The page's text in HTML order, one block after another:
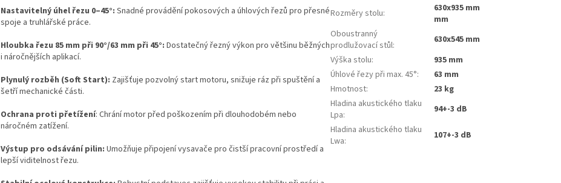
Nastavitelný úhel řezu 0–45°: Snadné provádění pokosových a úhlových řezů pro přesné
spoje a truhlářské práce.
Hloubka řezu 85 mm při 90°/63 mm při 45°: Dostatečný řezný výkon pro většinu běžných
i náročnějších aplikací.
Plynulý rozběh (Soft Start): Zajišťuje pozvolný start motoru, snižuje ráz při spuštění a
šetří mechanické části.
Ochrana proti přetížení: Chrání motor před poškozením při dlouhodobém nebo
náročném zatížení.
Výstup pro odsávání pilin: Umožňuje připojení vysavače pro čistší pracovní prostředí a
lepší viditelnost řezu.
Rozměry stolu:
630x935 mm
mm
Oboustranný
prodlužovací stůl:
630x545 mm
Výška stolu:
935 mm
Úhlové řezy při max. 45°:
63 mm
Hmotnost:
23 kg
Hladina akustického tlaku
Lpa:
94+-3 dB
Hladina akustického tlaku
Lwa: 107+-3 dB